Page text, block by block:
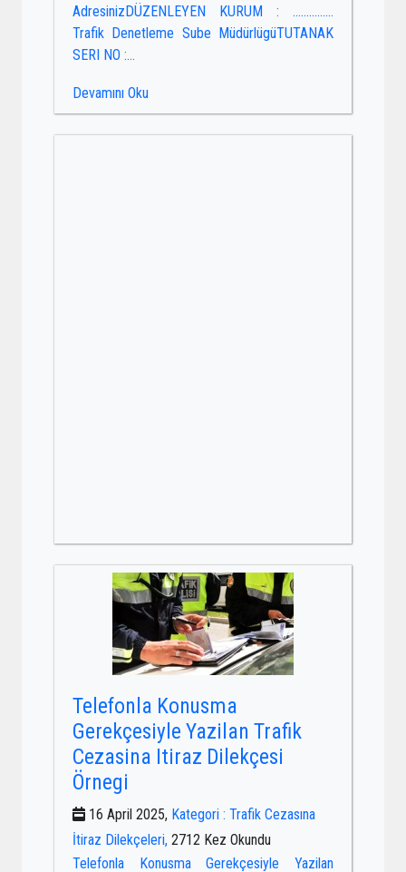
AdresinizDÜZENLEYEN KURUM : ……………
Trafik Denetleme Sube MüdürlügüTUTANAK
SERI NO :...
Devamını Oku
Telefonla Konusma
Gerekçesiyle Yazilan Trafik
Cezasina Itiraz Dilekçesi
Örnegi
16 April 2025, Kategori : Trafik Cezasına
İtiraz Dilekçeleri, 2712 Kez Okundu
Telefonla Konusma Gerekçesiyle Yazilan